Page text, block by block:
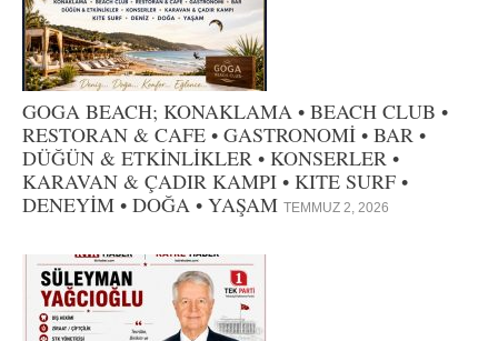
GOGA BEACH; KONAKLAMA • BEACH CLUB •
RESTORAN & CAFE • GASTRONOMİ • BAR •
DÜĞÜN & ETKİNLİKLER • KONSERLER •
KARAVAN & ÇADIR KAMPI • KITE SURF •
DENEYİM • DOĞA • YAŞAM TEMMUZ 2, 2026